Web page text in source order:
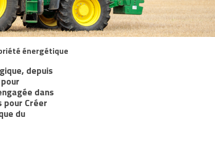
énergétique
depuis
dans
pour Créer
du